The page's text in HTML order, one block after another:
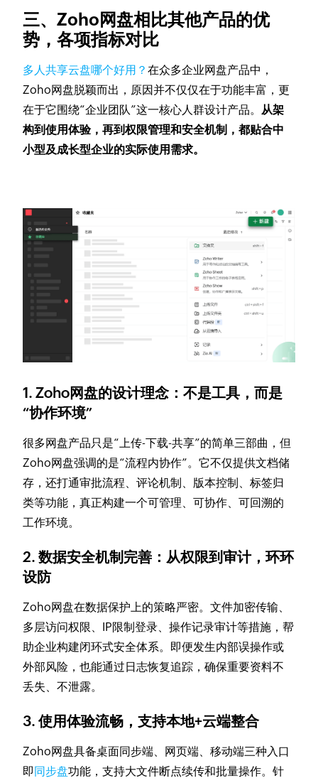
三、Zoho网盘相比其他产品的优
势，各项指标对比
多人共享云盘哪个好用？在众多企业网盘产品中，
Zoho网盘脱颖而出，原因并不仅仅在于功能丰富，更
在于它围绕“企业团队”这一核心人群设计产品。 从架
构到使用体验，再到权限管理和安全机制，都贴合中
小型及成长型企业的实际使用需求。
1. Zoho网盘的设计理念：不是工具，而是
“协作环境”
很多网盘产品只是“上传-下载-共享”的简单三部曲，但
Zoho网盘强调的是“流程内协作”。它不仅提供文档储
存，还打通审批流程、评论机制、版本控制、标签归
类等功能，真正构建一个可管理、可协作、可回溯的
工作环境。
2. 数据安全机制完善：从权限到审计，环环
设防
Zoho网盘在数据保护上的策略严密。文件加密传输、
多层访问权限、IP限制登录、操作记录审计等措施，帮
助企业构建闭环式安全体系。即便发生内部误操作或
外部风险，也能通过日志恢复追踪，确保重要资料不
丢失、不泄露。
3. 使用体验流畅，支持本地+云端整合
Zoho网盘具备桌面同步端、网页端、移动端三种入口
即同步盘功能，支持大文件断点续传和批量操作。针